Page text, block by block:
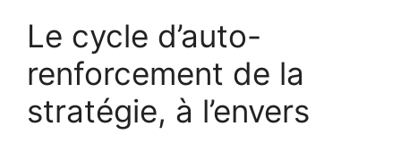
Le cycle d’auto-
renforcement de la
stratégie, à l’envers